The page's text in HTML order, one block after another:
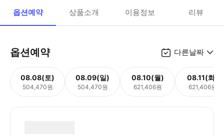
옵션예약 상품소개 이용정보 리뷰
옵션예약 다른날짜
08.08(토)
504,470원
08.09(일)
504,470원
08.10(월)
621,406원
08.11(화)
621,406원